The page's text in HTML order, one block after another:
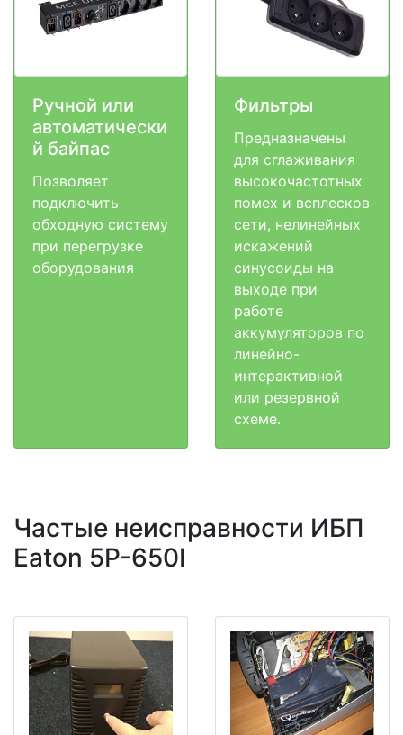
Ручной или
автоматически
й байпас
Позволяет
подключить
обходную систему
при перегрузке
оборудования
Фильтры
Предназначены
для сглаживания
высокочастотных
помех и всплесков
сети, нелинейных
искажений
синусоиды на
выходе при
работе
аккумуляторов по
линейно-
интерактивной
или резервной
схеме.
Частые неисправности ИБП
Eaton 5P-650I